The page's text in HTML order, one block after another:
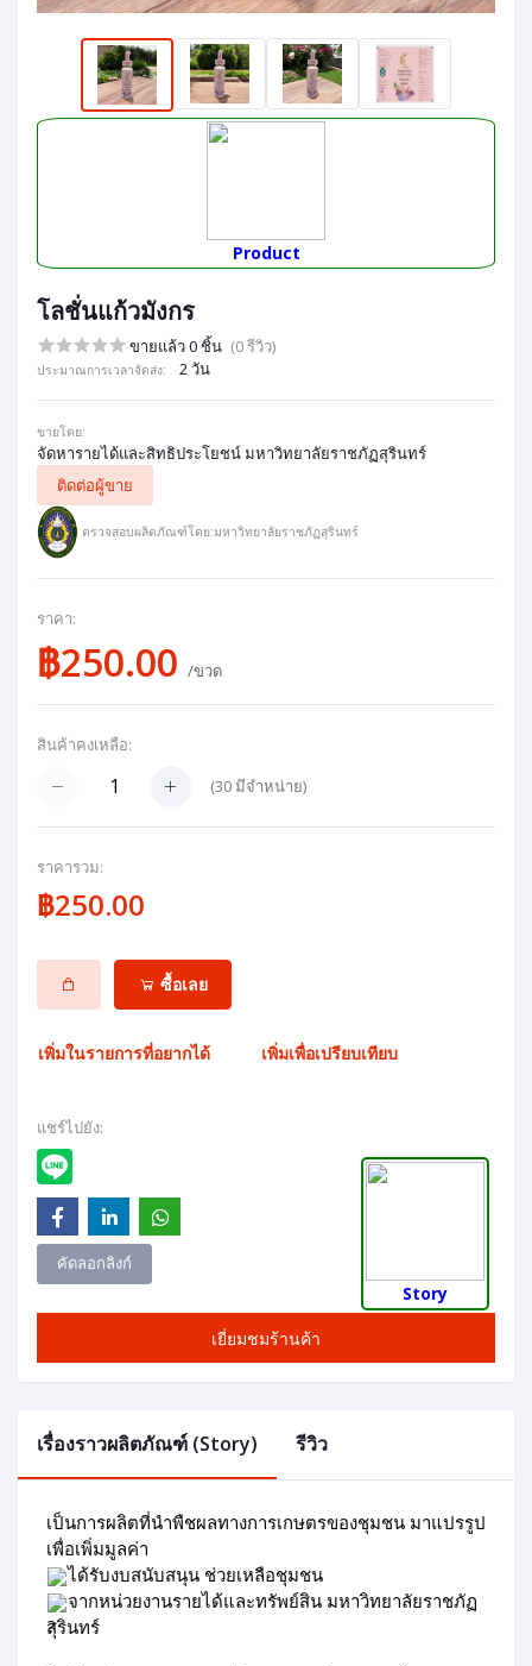
Product
โลชั่นแก้วมังกร
ขายแล้ว 0 ชิ้น (0 รีวิว)
ประมาณการเวลาจัดส่ง: 2 วัน
ขายโดย:
จัดหารายได้และสิทธิประโยชน์ มหาวิทยาลัยราชภัฏสุรินทร์
ติดต่อผู้ขาย
ตรวจสอบผลิตภัณฑ์โดย:มหาวิทยาลัยราชภัฏสุรินทร์
ราคา:
฿250.00 /ขวด
สินค้าคงเหลือ:
(30มีจำหน่าย)
ราคารวม:
฿250.00
ซื้อเลย
เพิ่มในรายการที่อยากได้ เพิ่มเพื่อเปรียบเทียบ
แชร์ไปยัง:
คัดลอกลิงก์
เยี่ยมชมร้านค้า
Story
เรื่องราวผลิตภัณฑ์ (Story) รีวิว
เป็นการผลิตที่นำพืชผลทางการเกษตรของชุมชน มาแปรรูป
เพื่อเพิ่มมูลค่า
ได้รับงบสนับสนุน ช่วยเหลือชุมชน
จากหน่วยงานรายได้และทรัพย์สิน มหาวิทยาลัยราชภัฏ
สุรินทร์